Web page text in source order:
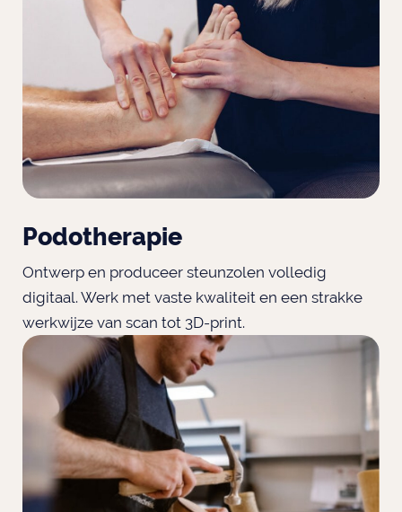
Podotherapie
Ontwerp en produceer steunzolen volledig
digitaal. Werk met vaste kwaliteit en een strakke
werkwijze van scan tot 3D-print.